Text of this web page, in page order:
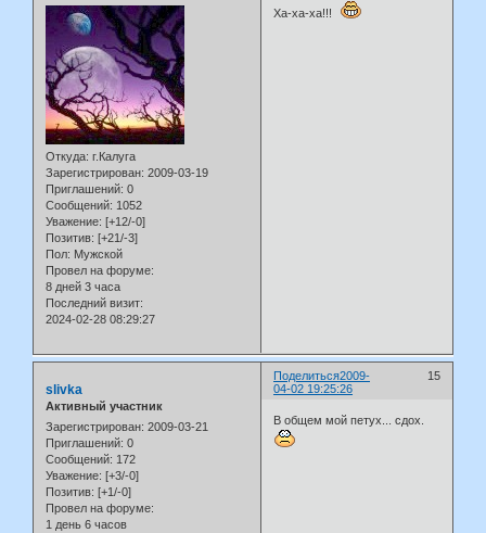
Откуда: г.Калуга
Зарегистрирован: 2009-03-19
Приглашений: 0
Сообщений: 1052
Уважение: [+12/-0]
Позитив: [+21/-3]
Пол: Мужской
Провел на форуме:
8 дней 3 часа
Последний визит:
2024-02-28 08:29:27
Ха-ха-ха!!!
Поделиться 15
2009-
04-02 19:25:26
slivka
Активный участник
Зарегистрирован: 2009-03-21
Приглашений: 0
Сообщений: 172
Уважение: [+3/-0]
Позитив: [+1/-0]
Провел на форуме:
1 день 6 часов
В общем мой петух... сдох.